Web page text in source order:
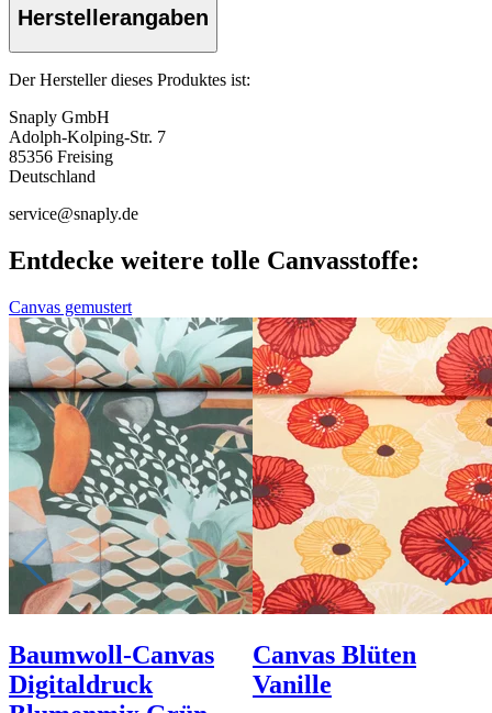
Herstellerangaben
Der Hersteller dieses Produktes ist:
Snaply GmbH
Adolph-Kolping-Str. 7
85356 Freising
Deutschland
service@snaply.de
Entdecke weitere tolle Canvasstoffe:
Canvas gemustert
Baumwoll-Canvas
Digitaldruck
Canvas Blüten
Vanille